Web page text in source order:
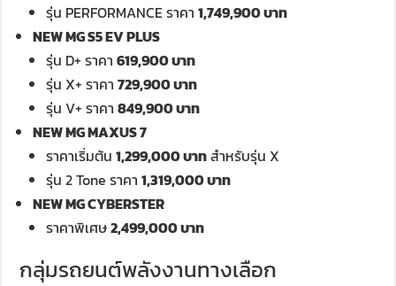
รุ่น PERFORMANCE ราคา1,749,900 บาท
NEW MG S5 EV PLUS
รุ่น D+ ราคา619,900 บาท
รุ่น X+ ราคา729,900 บาท
รุ่น V+ ราคา849,900 บาท
NEW MG MAXUS 7
ราคาเริ่มต้น1,299,000 บาทสำหรับรุ่น X
รุ่น 2 Tone ราคา1,319,000 บาท
NEW MG CYBERSTER
ราคาพิเศษ2,499,000 บาท
กลุ่มรถยนต์พลังงานทางเลือก